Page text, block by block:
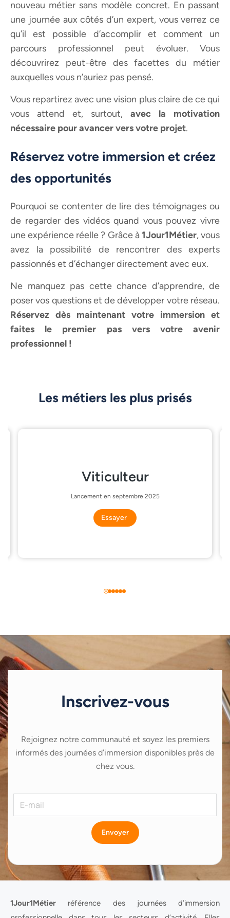
nouveau métier sans modèle concret. En passant
une journée aux côtés d’un expert, vous verrez ce
qu’il est possible d’accomplir et comment un
parcours professionnel peut évoluer. Vous
découvrirez peut-être des facettes du métier
auxquelles vous n’auriez pas pensé.
Vous repartirez avec une vision plus claire de ce qui
vous attend et, surtout, avec la motivation
nécessaire pour avancer vers votre projet.
Réservez votre immersion et créez
des opportunités
Pourquoi se contenter de lire des témoignages ou
de regarder des vidéos quand vous pouvez vivre
une expérience réelle ? Grâce à1Jour1Métier, vous
avez la possibilité de rencontrer des experts
passionnés et d’échanger directement avec eux.
Ne manquez pas cette chance d’apprendre, de
poser vos questions et de développer votre réseau.
Réservez dès maintenant votre immersion et
faites le premier pas vers votre avenir
professionnel !
Les métiers les plus prisés
Viticulteur
Lancement en septembre 2025
Essayer
Inscrivez-vous
Rejoignez notre communauté et soyez les premiers
informés des journées d’immersion disponibles près de
chez vous.
Envoyer
1Jour1Métier référence des journées d’immersion